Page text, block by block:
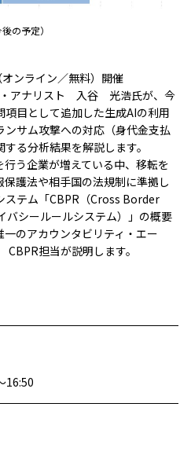
の予定）
ンライン／無料）開催
アナリスト 入谷 光浩氏が、今
目として追加した生成AIの利用
サム攻撃への対応（身代金支払
る分析結果を解説します。
う企業が増えている中、移転を
護法や相手国の法規制に準拠し
ステム「CBPR（Cross Border
バシールールシステム）」の概要
のアカウンタビリティ・エー
担当が説明します。
16:50